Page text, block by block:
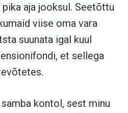
aja jooksul. Seetõttu
viise oma vara
suunata igal kuul
et sellega
kontol, sest minu